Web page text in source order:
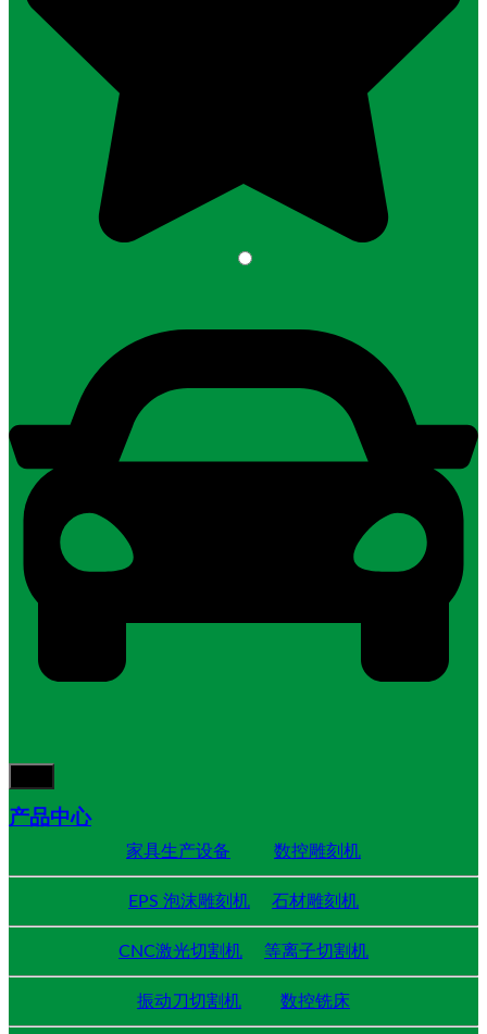
产品中心
家具生产设备 数控雕刻机
EPS 泡沫雕刻机 石材雕刻机
CNC激光切割机 等离子切割机
振动刀切割机 数控铣床